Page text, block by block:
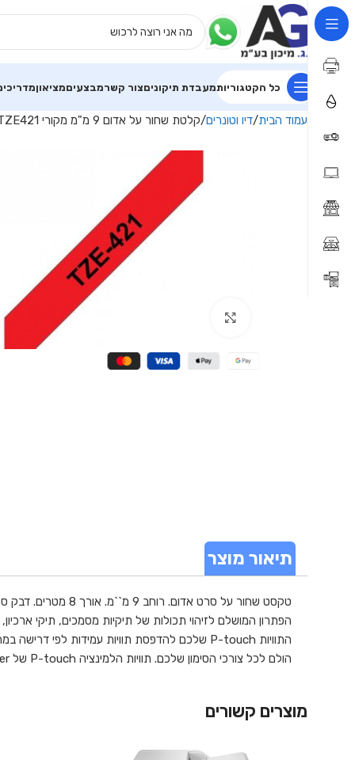
כל הקטגוריותמעבדת תיקוניםצור קשרמבצעיםמציאון
עמוד הבית דיו וטונרים קלטת שחור על אדום 9 מ"מ מקורי Brother TZE421 למינציה דביק סטנדרטי
תיאור מוצר
הולם לכל צורכי הסימון שלכם. תוויות הלמינציה P-touch של Brother פותחו להבטחת עמידות לאורך זמן, גם בתנאי מזג אוויר קיצוניים, ויכולות לעמוד בטמפרטורות קיצוניות, חשיפה לאור שמש, מים, כימיקלים ושחיקה.
מוצרים קשורים